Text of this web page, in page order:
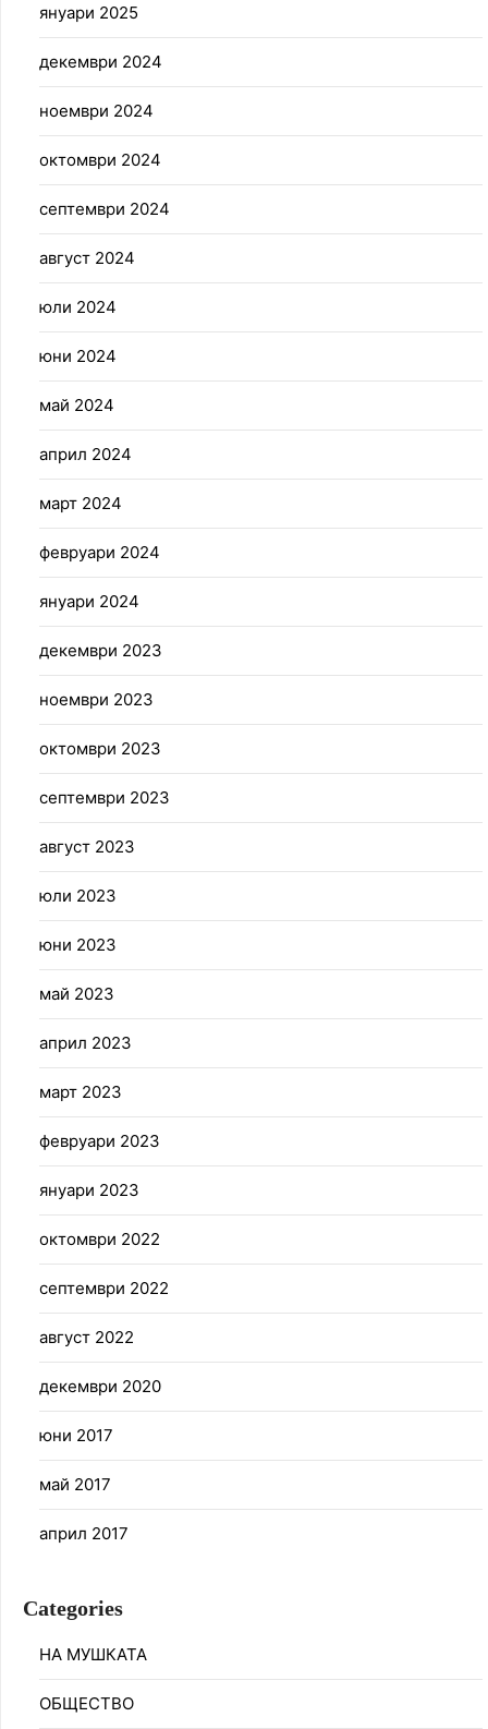
януари 2025
декември 2024
ноември 2024
октомври 2024
септември 2024
август 2024
юли 2024
юни 2024
май 2024
април 2024
март 2024
февруари 2024
януари 2024
декември 2023
ноември 2023
октомври 2023
септември 2023
август 2023
юли 2023
юни 2023
май 2023
април 2023
март 2023
февруари 2023
януари 2023
октомври 2022
септември 2022
август 2022
декември 2020
юни 2017
май 2017
април 2017
Categories
НА МУШКАТА
ОБЩЕСТВО